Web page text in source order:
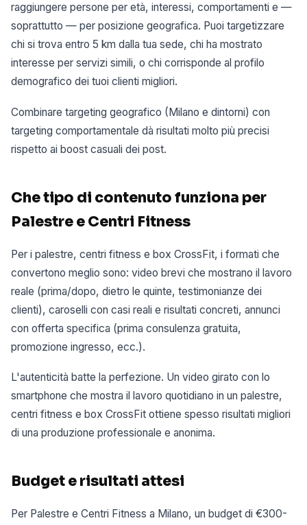
raggiungere persone per età, interessi, comportamenti e —
soprattutto — per posizione geografica. Puoi targetizzare
chi si trova entro 5 km dalla tua sede, chi ha mostrato
interesse per servizi simili, o chi corrisponde al profilo
demografico dei tuoi clienti migliori.
Combinare targeting geografico (Milano e dintorni) con
targeting comportamentale dà risultati molto più precisi
rispetto ai boost casuali dei post.
Che tipo di contenuto funziona per
Palestre e Centri Fitness
Per i palestre, centri fitness e box CrossFit, i formati che
convertono meglio sono: video brevi che mostrano il lavoro
reale (prima/dopo, dietro le quinte, testimonianze dei
clienti), caroselli con casi reali e risultati concreti, annunci
con offerta specifica (prima consulenza gratuita,
promozione ingresso, ecc.).
L'autenticità batte la perfezione. Un video girato con lo
smartphone che mostra il lavoro quotidiano in un palestre,
centri fitness e box CrossFit ottiene spesso risultati migliori
di una produzione professionale e anonima.
Budget e risultati attesi
Per Palestre e Centri Fitness a Milano, un budget di €300-